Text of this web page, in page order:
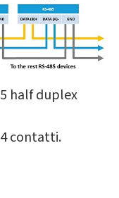
half duplex
contatti.